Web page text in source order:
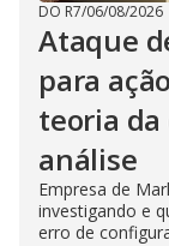
DO R7/06/08/2026
Ataque
para
teoria da
análise
Empresa de
investigando e
erro de